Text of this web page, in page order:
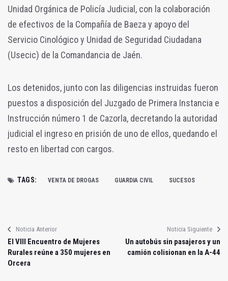
Unidad Orgánica de Policía Judicial, con la colaboración
de efectivos de la Compañía de Baeza y apoyo del
Servicio Cinológico y Unidad de Seguridad Ciudadana
(Usecic) de la Comandancia de Jaén.
Los detenidos, junto con las diligencias instruidas fueron
puestos a disposición del Juzgado de Primera Instancia e
Instrucción número 1 de Cazorla, decretando la autoridad
judicial el ingreso en prisión de uno de ellos, quedando el
resto en libertad con cargos.
TAGS: VENTA DE DROGAS GUARDIA CIVIL SUCESOS
Noticia Anterior
El VIII Encuentro de Mujeres
Rurales reúne a 350 mujeres en
Orcera
Noticia Siguiente
Un autobús sin pasajeros y un
camión colisionan en la A-44